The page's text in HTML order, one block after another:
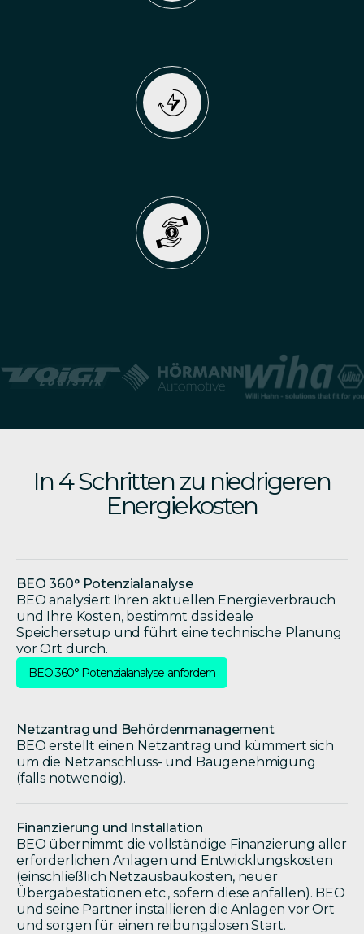
In 4 Schritten zu niedrigeren
Energiekosten
BEO 360° Potenzialanalyse
BEO analysiert Ihren aktuellen Energieverbrauch
und Ihre Kosten, bestimmt das ideale
Speichersetup und führt eine technische Planung
vor Ort durch.
BEO 360° Potenzialanalyse anfordern
Netzantrag und Behördenmanagement
BEO erstellt einen Netzantrag und kümmert sich
um die Netzanschluss- und Baugenehmigung
(falls notwendig).
Finanzierung und Installation
BEO übernimmt die vollständige Finanzierung aller
erforderlichen Anlagen und Entwicklungskosten
(einschließlich Netzausbaukosten, neuer
Übergabestationen etc., sofern diese anfallen). BEO
und seine Partner installieren die Anlagen vor Ort
und sorgen für einen reibungslosen Start.